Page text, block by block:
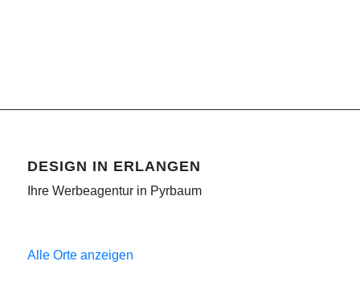
DESIGN IN ERLANGEN
Ihre Werbeagentur in Pyrbaum
Alle Orte anzeigen